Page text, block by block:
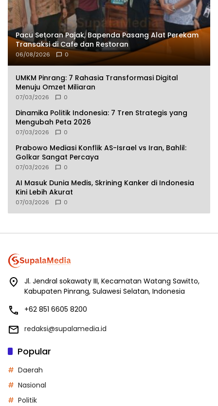
Pacu Setoran Pajak, Bapenda Pasang Alat Perekam
Transaksi di Cafe dan Restoran
06/08/2026 0
UMKM Pinrang: 7 Rahasia Transformasi Digital
Menuju Omzet Miliaran
07/03/2026 0
Dinamika Politik Indonesia: 7 Tren Strategis yang
Mengubah Peta 2026
07/03/2026 0
Prabowo Mediasi Konflik AS-Israel vs Iran, Bahlil:
Golkar Sangat Percaya
07/03/2026 0
AI Masuk Dunia Medis, Skrining Kanker di Indonesia
Kini Lebih Akurat
07/03/2026 0
Jl. Jendral sokawaty III, Kecamatan Watang Sawitto,
Kabupaten Pinrang, Sulawesi Selatan, Indonesia
+62 851 6605 8200
redaksi@supalamedia.id
Popular
Daerah
Nasional
Politik